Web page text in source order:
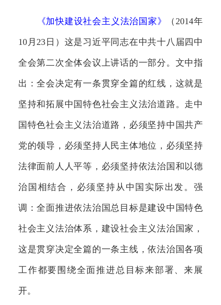
《加快建设社会主义法治国家》 （2014年
10月23日）这是习近平同志在中共十八届四中
全会第二次全体会议上讲话的一部分。文中指
出：全会决定有一条贯穿全篇的红线，这就是
坚持和拓展中国特色社会主义法治道路。走中
国特色社会主义法治道路，必须坚持中国共产
党的领导，必须坚持人民主体地位，必须坚持
法律面前人人平等，必须坚持依法治国和以德
治国相结合，必须坚持从中国实际出发。强
调：全面推进依法治国总目标是建设中国特色
社会主义法治体系，建设社会主义法治国家，
这是贯穿决定全篇的一条主线，依法治国各项
工作都要围绕全面推进总目标来部署、来展
开。